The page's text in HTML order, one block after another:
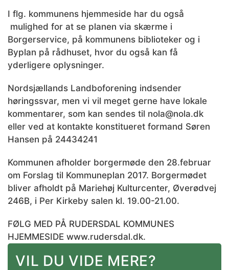
I flg. kommunens hjemmeside har du også
mulighed for at se planen via skærme i
Borgerservice, på kommunens biblioteker og i
Byplan på rådhuset, hvor du også kan få
yderligere oplysninger.
Nordsjællands Landboforening indsender
høringssvar, men vi vil meget gerne have lokale
kommentarer, som kan sendes til nola@nola.dk
eller ved at kontakte konstitueret formand Søren
Hansen på 24434241
Kommunen afholder borgermøde den 28.februar
om Forslag til Kommuneplan 2017. Borgermødet
bliver afholdt på Mariehøj Kulturcenter, Øverødvej
246B, i Per Kirkeby salen kl. 19.00-21.00.
FØLG MED PÅ RUDERSDAL KOMMUNES
HJEMMESIDE www.rudersdal.dk.
VIL DU VIDE MERE?